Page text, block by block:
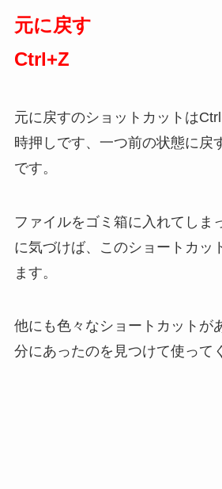
元に戻す
Ctrl+Z
元に戻すのショットカットは
時押しです、一つ前の状態に戻
です。
ファイルをゴミ箱に入れてしま
に気づけば、このショートカッ
ます。
他にも色々なショートカットが
分にあったのを見つけて使って